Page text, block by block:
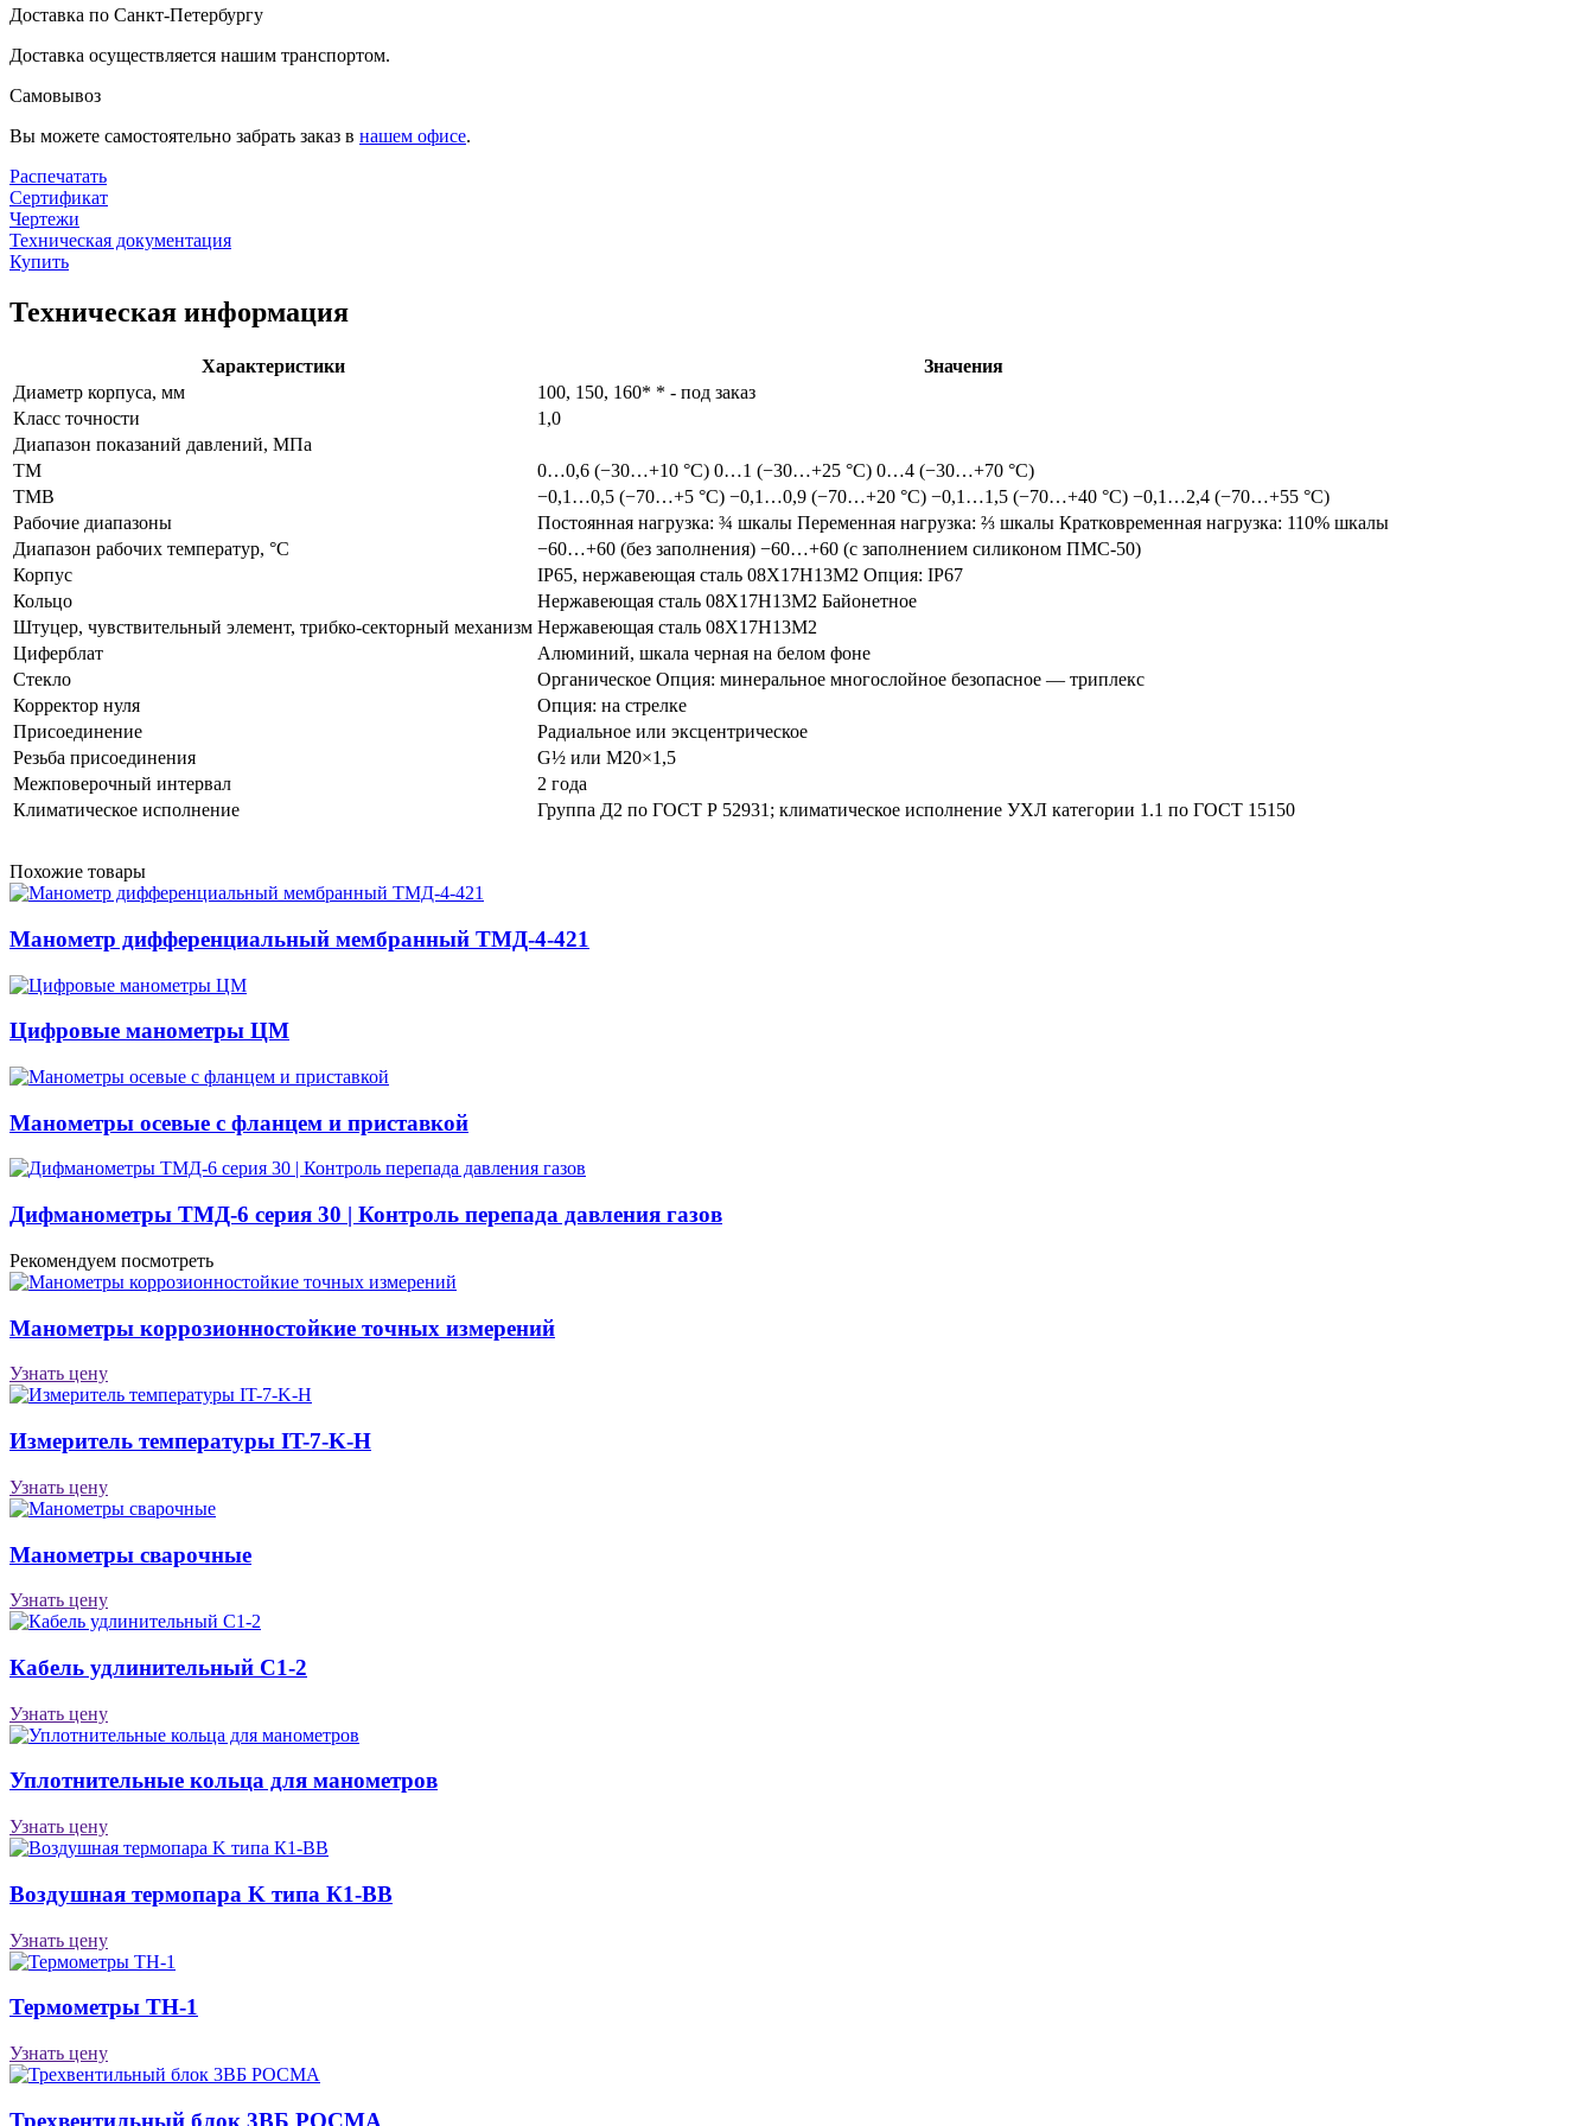
Доставка по Санкт-Петербургу
Доставка осуществляется нашим транспортом.
Самовывоз
Вы можете самостоятельно забрать заказ в нашем офисе.
Распечатать
Сертификат
Чертежи
Техническая документация
Купить
Техническая информация
Характеристики
Значения
Диаметр корпуса, мм
100, 150, 160* * - под заказ
Класс точности
1,0
Диапазон показаний давлений, МПа
ТМ
0…0,6 (−30…+10 °C) 0…1 (−30…+25 °C) 0…4 (−30…+70 °C)
ТМВ
−0,1…0,5 (−70…+5 °C) −0,1…0,9 (−70…+20 °C) −0,1…1,5 (−70…+40 °C) −0,1…2,4 (−70…+55 °C)
Рабочие диапазоны
Постоянная нагрузка: ¾ шкалы Переменная нагрузка: ⅔ шкалы Кратковременная нагрузка: 110% шкалы
Диапазон рабочих температур, °C
−60…+60 (без заполнения) −60…+60 (с заполнением силиконом ПМС-50)
Корпус
IP65, нержавеющая сталь 08Х17Н13М2 Опция: IP67
Кольцо
Нержавеющая сталь 08Х17Н13М2 Байонетное
Штуцер, чувствительный элемент, трибко-секторный механизм Нержавеющая сталь 08Х17Н13М2
Циферблат
Алюминий, шкала черная на белом фоне
Стекло
Органическое Опция: минеральное многослойное безопасное — триплекс
Корректор нуля
Опция: на стрелке
Присоединение
Радиальное или эксцентрическое
Резьба присоединения
G½ или M20×1,5
Межповерочный интервал
2 года
Климатическое исполнение
Группа Д2 по ГОСТ Р 52931; климатическое исполнение УХЛ категории 1.1 по ГОСТ 15150
Похожие товары
Манометр дифференциальный мембранный ТМД-4-421
Цифровые манометры ЦМ
Манометры осевые с фланцем и приставкой
Дифманометры ТМД-6 серия 30 | Контроль перепада давления газов
Рекомендуем посмотреть
Манометры коррозионностойкие точных измерений
Узнать цену
Измеритель температуры IT-7-K-H
Узнать цену
Манометры сварочные
Узнать цену
Кабель удлинительный С1-2
Узнать цену
Уплотнительные кольца для манометров
Узнать цену
Воздушная термопара K типа К1-ВВ
Узнать цену
Термометры ТН-1
Узнать цену
Трехвентильный блок 3ВБ РОСМА